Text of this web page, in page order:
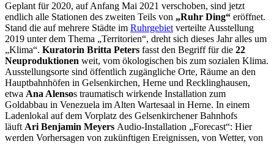
Geplant für 2020, auf Anfang Mai 2021 verschoben, sind jetzt
endlich alle Stationen des zweiten Teils von „Ruhr Ding“ eröffnet.
Stand die auf mehrere Städte im Ruhrgebiet verteilte Ausstellung
2019 unter dem Thema „Territorien“, dreht sich dieses Jahr alles um
„Klima“. Kuratorin Britta Peters fasst den Begriff für die 22
Neuproduktionen weit, vom ökologischen bis zum sozialen Klima.
Ausstellungsorte sind öffentlich zugängliche Orte, Räume an den
Hauptbahnhöfen in Gelsenkirchen, Herne und Recklinghausen,
etwa Ana Alensos traumatisch wirkende Installation zum
Goldabbau in Venezuela im Alten Wartesaal in Herne. In einem
Ladenlokal auf dem Vorplatz des Gelsenkirchener Bahnhofs
läuft Ari Benjamin Meyers Audio-Installation „Forecast“: Hier
werden Vorhersagen von zukünftigen Ereignissen, von Wetter, von